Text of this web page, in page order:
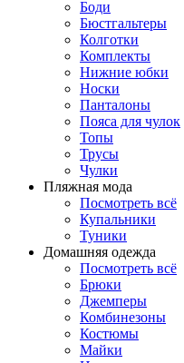
Боди
Бюстгальтеры
Колготки
Комплекты
Нижние юбки
Носки
Панталоны
Поясa для чулок
Топы
Трусы
Чулки
Пляжная мода
Посмотреть всё
Купальники
Туники
Домашняя одежда
Посмотреть всё
Брюки
Джемперы
Комбинезоны
Костюмы
Майки